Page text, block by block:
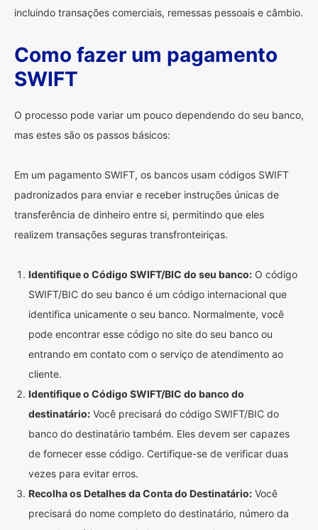
incluindo transações comerciais, remessas pessoais e câmbio.
Como fazer um pagamento
SWIFT
O processo pode variar um pouco dependendo do seu banco,
mas estes são os passos básicos:
Em um pagamento SWIFT, os bancos usam códigos SWIFT
padronizados para enviar e receber instruções únicas de
transferência de dinheiro entre si, permitindo que eles
realizem transações seguras transfronteiriças.
Identifique o Código SWIFT/BIC do seu banco: O código
SWIFT/BIC do seu banco é um código internacional que
identifica unicamente o seu banco. Normalmente, você
pode encontrar esse código no site do seu banco ou
entrando em contato com o serviço de atendimento ao
cliente.
Identifique o Código SWIFT/BIC do banco do
destinatário: Você precisará do código SWIFT/BIC do
banco do destinatário também. Eles devem ser capazes
de fornecer esse código. Certifique-se de verificar duas
vezes para evitar erros.
Recolha os Detalhes da Conta do Destinatário: Você
precisará do nome completo do destinatário, número da